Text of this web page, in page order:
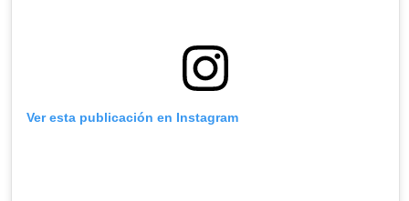
Ver esta publicación en Instagram